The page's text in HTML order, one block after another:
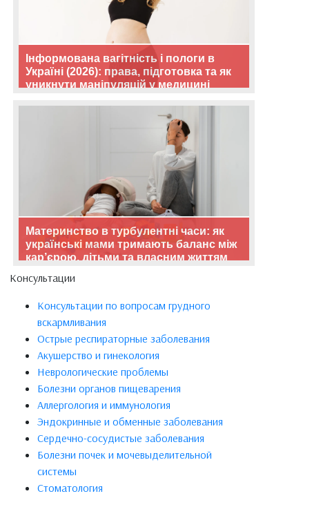
Інформована вагітність і пологи в
Україні (2026): права, підготовка та як
уникнути маніпуляцій у медицині
Материнство в турбулентні часи: як
українські мами тримають баланс між
кар’єрою, дітьми та власним життям
Консультации
Консультации по вопросам грудного
вскармливания
Острые респираторные заболевания
Акушерство и гинекология
Неврологические проблемы
Болезни органов пищеварения
Аллергология и иммунология
Эндокринные и обменные заболевания
Сердечно-сосудистые заболевания
Болезни почек и мочевыделительной
системы
Стоматология